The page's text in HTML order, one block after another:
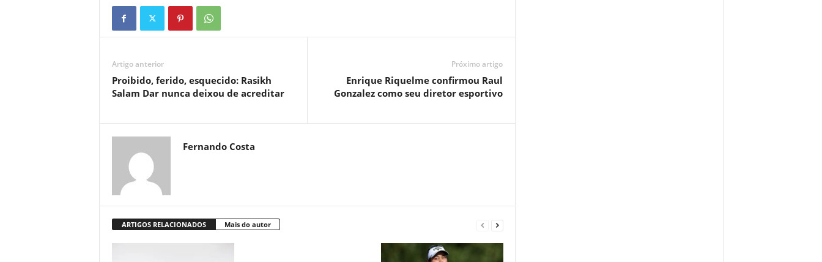
Artigo anterior
Proibido, ferido, esquecido: Rasikh
Salam Dar nunca deixou de acreditar
Próximo artigo
Enrique Riquelme confirmou Raul
Gonzalez como seu diretor esportivo
Fernando Costa
ARTIGOS RELACIONADOS Mais do autor